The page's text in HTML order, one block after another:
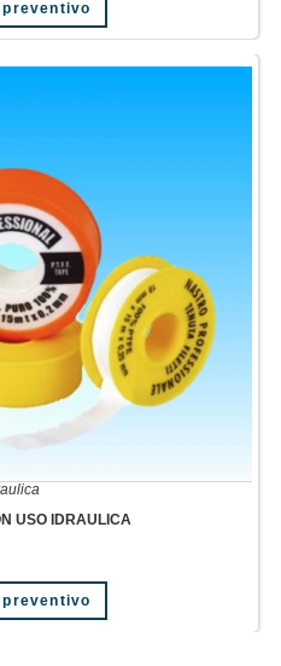
USO IDRAULICA
preventivo